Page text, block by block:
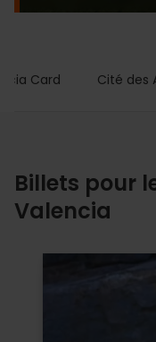
Card Cité des
Billets pour
Valencia